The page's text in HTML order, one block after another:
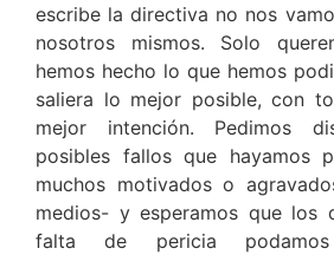
escribe la directiva no nos
nosotros mismos. Solo
hemos hecho lo que hemos
saliera lo mejor posible, con
mejor intención. Pedimos
posibles fallos que hayamos
muchos motivados o
medios- y esperamos que los
falta de pericia